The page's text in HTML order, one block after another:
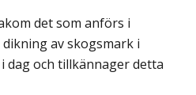
det som anförs i
av skogsmark i
och tillkännager detta